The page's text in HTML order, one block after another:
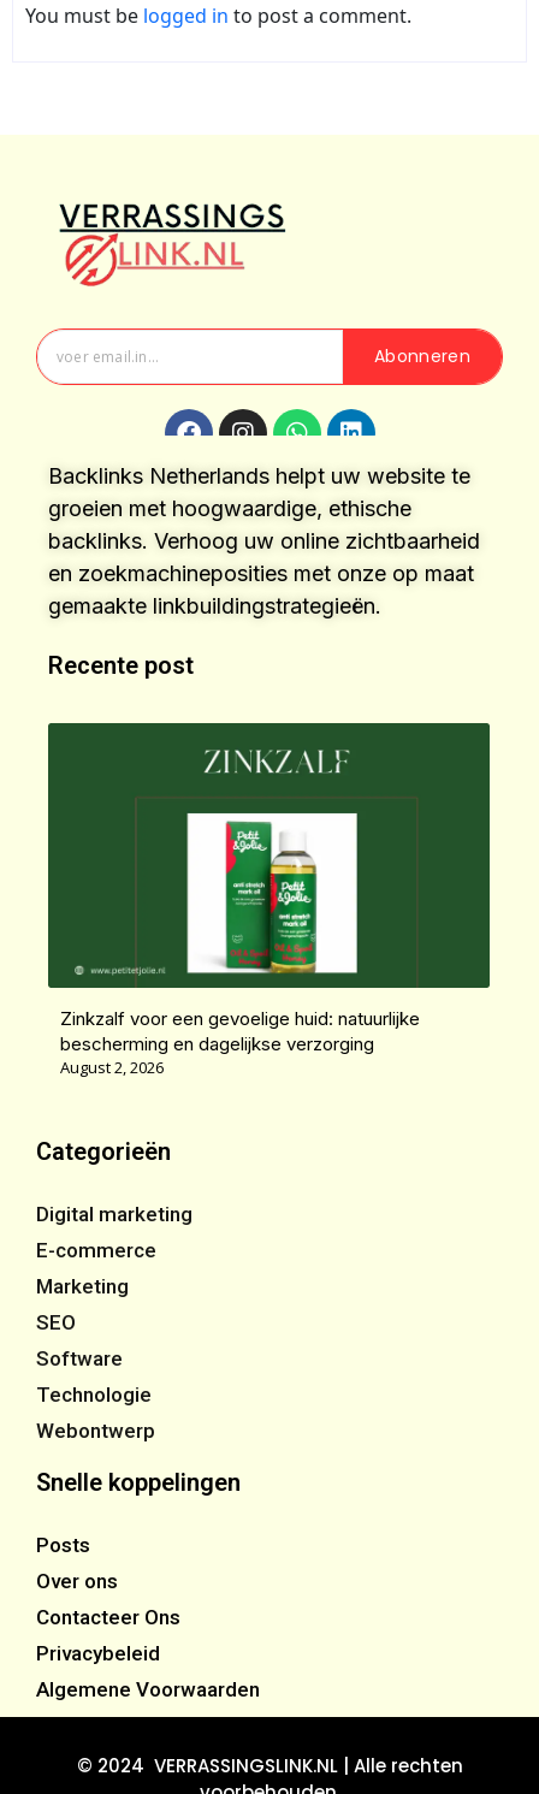
You must be logged in to post a comment.
Abonneren
Backlinks Netherlands helpt uw website te
groeien met hoogwaardige, ethische
backlinks. Verhoog uw online zichtbaarheid
en zoekmachineposities met onze op maat
gemaakte linkbuildingstrategieën.
Recente post
Zinkzalf voor een gevoelige huid: natuurlijke
bescherming en dagelijkse verzorging
August 2, 2026
Categorieën
Digital marketing
E-commerce
Marketing
SEO
Software
Technologie
Webontwerp
Snelle koppelingen
Posts
Over ons
Contacteer Ons
Privacybeleid
Algemene Voorwaarden
© 2024 VERRASSINGSLINK.NL | Alle rechten